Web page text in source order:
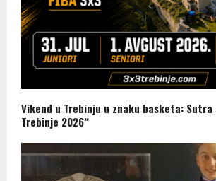
Vikend u Trebinju u znaku basketa: Sutra
Trebinje 2026“